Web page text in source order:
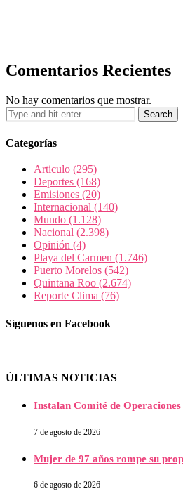
Comentarios Recientes
No hay comentarios que mostrar.
Categorías
Articulo (295)
Deportes (168)
Emisiones (20)
Internacional (140)
Mundo (1.128)
Nacional (2.398)
Opinión (4)
Playa del Carmen (1.746)
Puerto Morelos (542)
Quintana Roo (2.674)
Reporte Clima (76)
Síguenos en Facebook
ÚLTIMAS NOTICIAS
Instalan Comité de
7 de agosto de 2026
Mujer de 97 años rompe su
6 de agosto de 2026